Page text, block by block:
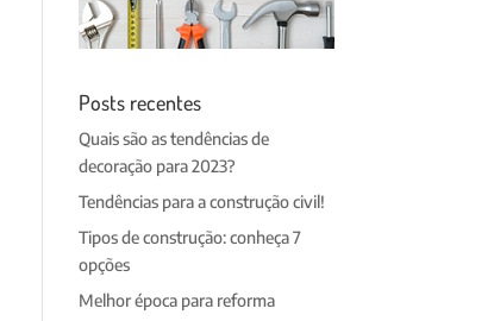
Posts recentes
Quais são as tendências de
decoração para 2023?
Tendências para a construção civil!
Tipos de construção: conheça 7
opções
Melhor época para reforma